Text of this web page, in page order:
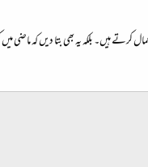
کرتے ہیں۔ بلکہ یہ بھی بتا دیں کہ